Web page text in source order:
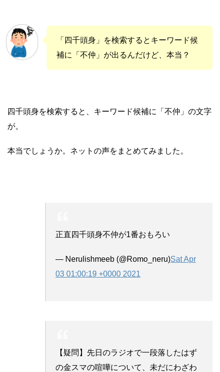
「四千頭身」を検索するとキーワード候
補に「不仲」が出るんだけど、本当？
四千頭身を検索すると、キーワード候補に「不仲」の文字
が。
本当でしょうか。ネットの声をまとめてみました。
正直四千頭身不仲が1番おもろい
— Nerulishmeeb (@Romo_neru)Sat Apr
03 01:00:19 +0000 2021
【疑問】先日のラジオで一段落したはず
の金スマの喧嘩について、未だにわざわ